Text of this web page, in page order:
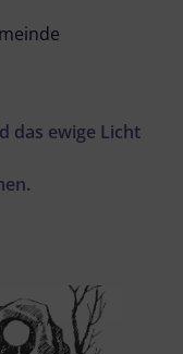
das ewige Licht